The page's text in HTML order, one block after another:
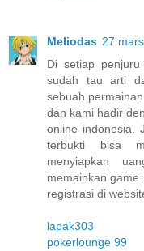
Meliodas 27
Di setiap
sudah tau arti
sebuah
dan kami hadir
online indonesia.
terbukti bisa
menyiapkan
memainkan
registrasi di
lapak303
pokerlounge 99